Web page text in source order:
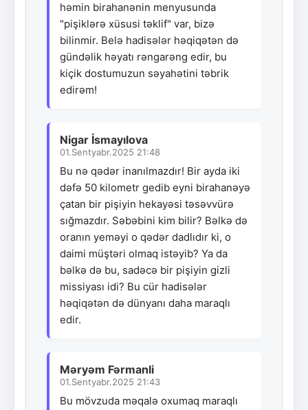
həmin birahanənin menyusunda
"pişiklərə xüsusi təklif" var, bizə
bilinmir. Belə hadisələr həqiqətən də
gündəlik həyatı rəngarəng edir, bu
kiçik dostumuzun səyahətini təbrik
edirəm!
Nigar İsmayılova
01.Sentyabr.2025 21:48
Bu nə qədər inanılmazdır! Bir ayda iki
dəfə 50 kilometr gedib eyni birahanəyə
çatan bir pişiyin hekayəsi təsəvvürə
sığmazdır. Səbəbini kim bilir? Bəlkə də
oranın yeməyi o qədər dadlıdır ki, o
daimi müştəri olmaq istəyib? Ya da
bəlkə də bu, sadəcə bir pişiyin gizli
missiyası idi? Bu cür hadisələr
həqiqətən də dünyanı daha maraqlı
edir.
Məryəm Fərmanli
01.Sentyabr.2025 21:43
Bu mövzuda məqalə oxumaq maraqlı